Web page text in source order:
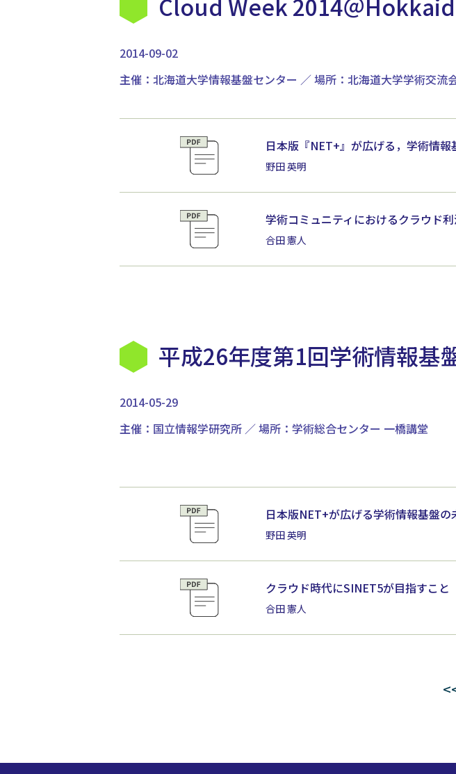
2014-09-02
主催：北海道大学情報基盤センター ／ 場所：北海道大学学術交流
日本版『NET+』が広げる，学術情報
野田 英明
学術コミュニティにおけるクラウド
合田 憲人
平成26年度第1回学術情報基
2014-05-29
主催：国立情報学研究所 ／ 場所：学術総合センター 一橋講堂
日本版NET+が広げる学術情報基盤の
野田 英明
クラウド時代にSINET5が目指すこと
合田 憲人